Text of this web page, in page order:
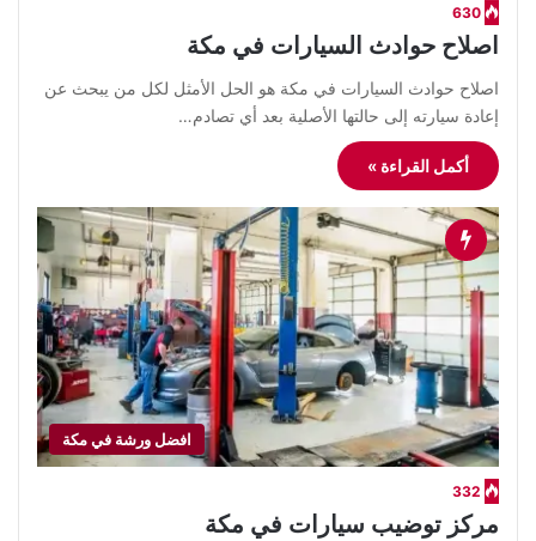
630
اصلاح حوادث السيارات في مكة
اصلاح حوادث السيارات في مكة هو الحل الأمثل لكل من يبحث عن
إعادة سيارته إلى حالتها الأصلية بعد أي تصادم…
أكمل القراءة »
افضل ورشة في مكة
332
مركز توضيب سيارات في مكة